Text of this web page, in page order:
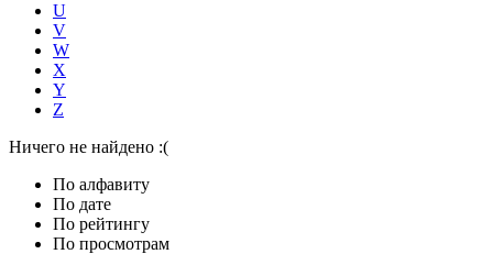
U
V
W
X
Y
Z
Ничего не найдено :(
По алфавиту
По дате
По рейтингу
По просмотрам